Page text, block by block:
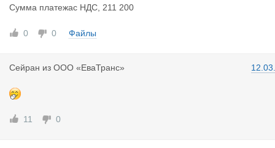
Сумма платежас НДС, 211 200
0 0 Файлы
Сейран из ООО «ЕваТранс»
11 0